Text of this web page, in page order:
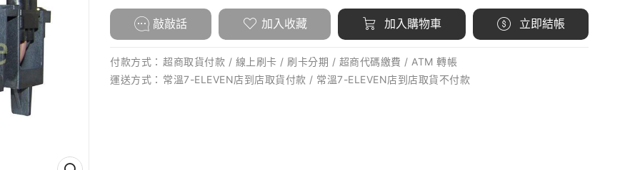
敲敲話 加入收藏 加入購物車 立即結帳
付款方式： 超商取貨付款 / 線上刷卡 / 刷卡分期 / 超商代碼繳費 / ATM 轉帳
運送方式： 常溫7-ELEVEN店到店取貨付款 / 常溫7-ELEVEN店到店取貨不付款